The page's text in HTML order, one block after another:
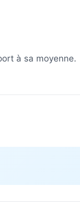
à sa moyenne.